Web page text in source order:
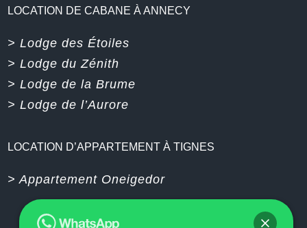
LOCATION DE CABANE À ANNECY
> Lodge des Étoiles
> Lodge du Zénith
> Lodge de la Brume
> Lodge de l’Aurore
LOCATION D’APPARTEMENT À TIGNES
> Appartement Oneigedor